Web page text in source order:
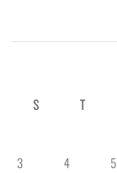
S
T
3
4 5